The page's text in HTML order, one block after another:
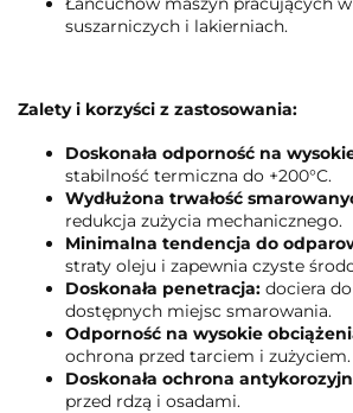
suszarniczych i lakierniach.
Zalety i korzyści z zastosowania:
Doskonała odporność na
stabilność termiczna do +200°C.
Wydłużona trwałość
redukcja zużycia mechanicznego.
Minimalna tendencja do
straty oleju i zapewnia czyste
Doskonała penetracja: dociera
dostępnych miejsc smarowania.
Odporność na wysokie
ochrona przed tarciem i zużyciem.
Doskonała ochrona
przed rdzą i osadami.